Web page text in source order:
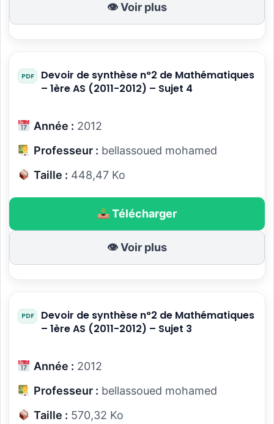
👁 Voir plus
Devoir de synthèse n°2 de Mathématiques
– 1ère AS (2011-2012) – Sujet 4
Année : 2012
Professeur : bellassoued mohamed
Taille : 448,47 Ko
Télécharger
👁 Voir plus
Devoir de synthèse n°2 de Mathématiques
– 1ère AS (2011-2012) – Sujet 3
Année : 2012
Professeur : bellassoued mohamed
Taille : 570,32 Ko